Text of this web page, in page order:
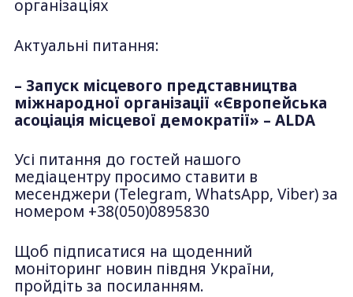
організаціях
Актуальні питання:
– Запуск місцевого представництва
міжнародної організації «Європейська
асоціація місцевої демократії» – ALDA
Усі питання до гостей нашого
медіацентру просимо ставити в
месенджери (Telegram, WhatsApp, Viber) за
номером +38(050)0895830
Щоб підписатися на щоденний
моніторинг новин півдня України,
пройдіть за посиланням.